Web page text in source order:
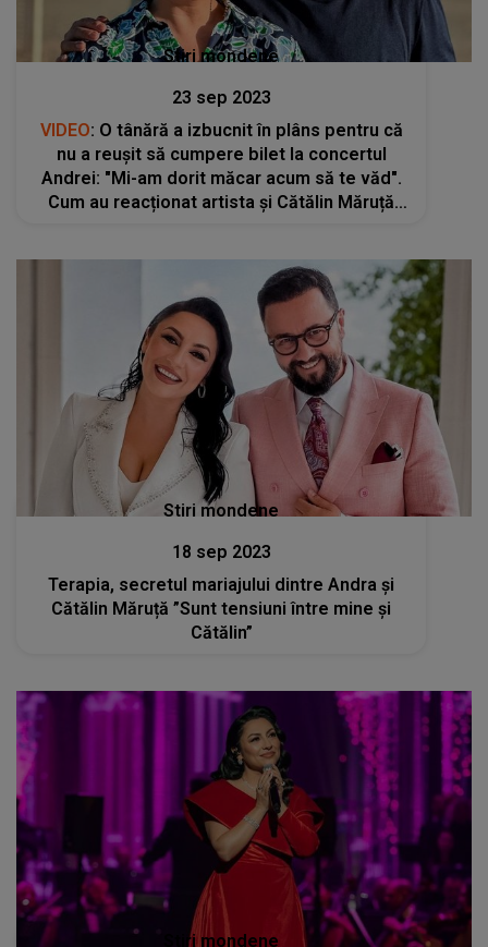
Stiri mondene
23 sep 2023
VIDEO: O tânără a izbucnit în plâns pentru că
nu a reușit să cumpere bilet la concertul
Andrei: "Mi-am dorit măcar acum să te văd".
Cum au reacționat artista și Cătălin Măruță
Stiri mondene
18 sep 2023
Terapia, secretul mariajului dintre Andra și
Cătălin Măruță ”Sunt tensiuni între mine și
Cătălin”
Stiri mondene